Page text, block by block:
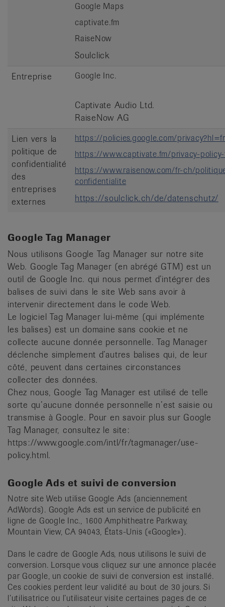
Google Maps
captivate.fm
RaiseNow
Soulclick
Entreprise
Google Inc.
Captivate Audio Ltd.
RaiseNow AG
Lien vers la
politique de
confidentialité
des
entreprises
externes
https://policies.google.com/
https://www.captivate.fm/privacy-
https://www.raisenow.com/fr-ch/
confidentialite
https://soulclick.ch/de/datenschutz/
Google Tag Manager
Nous utilisons Google Tag Manager sur notre site
Web. Google Tag Manager (en abrégé GTM) est un
outil de Google Inc. qui nous permet d’intégrer des
balises de suivi dans le site Web sans avoir à
intervenir directement dans le code Web.
Le logiciel Tag Manager lui-même (qui implémente
les balises) est un domaine sans cookie et ne
collecte aucune donnée personnelle. Tag Manager
déclenche simplement d’autres balises qui, de leur
côté, peuvent dans certaines circonstances
collecter des données.
Chez nous, Google Tag Manager est utilisé de telle
sorte qu’aucune donnée personnelle n’est saisie ou
transmise à Google. Pour en savoir plus sur Google
Tag Manager, consultez le site:
https://www.google.com/intl/fr/tagmanager/use-
policy.html.
Google Ads et suivi de conversion
Notre site Web utilise Google Ads (anciennement
AdWords). Google Ads est un service de publicité en
ligne de Google Inc., 1600 Amphitheatre Parkway,
Mountain View, CA 94043, États-Unis («Google»).
Dans le cadre de Google Ads, nous utilisons le suivi de
conversion. Lorsque vous cliquez sur une annonce placée
par Google, un cookie de suivi de conversion est installé.
Ces cookies perdent leur validité au bout de 30 jours. Si
l’utilisatrice ou l’utilisateur visite certaines pages de ce